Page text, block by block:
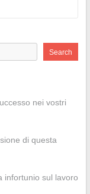
Search
nei vostri
di questa
infortunio sul lavoro